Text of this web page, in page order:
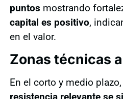
puntos mostrando
capital es positivo,
en el valor.
Zonas técnicas
En el corto y medio plazo,